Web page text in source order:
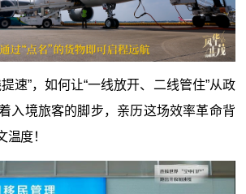
速”，如何让“一线放开、二线管住”从政
入境旅客的脚步，亲历这场效率革命背
温度！